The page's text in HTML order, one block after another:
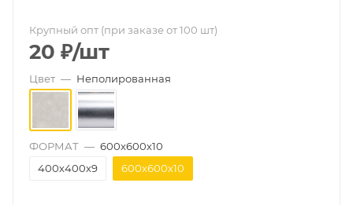
Крупный опт (при заказе от 100 шт)
20 ₽/шт
Цвет — Неполированная
ФОРМАТ — 600х600х10
400х400х9
600х600х10